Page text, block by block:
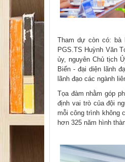
Tham dự còn có: bà
PGS.TS Huỳnh Văn
ủy, nguyên Chủ tịch
Biển - đại diện lãnh
lãnh đạo các ngành
Tọa đàm nhằm góp
định vai trò của đội
mỗi công trình không
hơn 325 năm hình